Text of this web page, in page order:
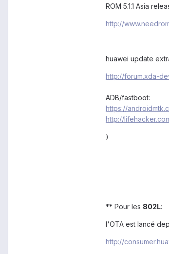
ROM 5.1.1 Asia
http://
huawei update
http://forum.xda-
ADB/fastboot:
https://
http://
)
** Pour les 802L:
l'OTA est lancé
http://